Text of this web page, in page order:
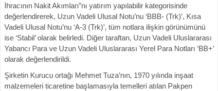
İhracının Nakit Akımları”nı yatırım yapılabilir kategorisinde
değerlendirerek, Uzun Vadeli Ulusal Notu’nu ‘BBB- (Trk)’, Kısa
Vadeli Ulusal Notu’nu ‘A-3 (Trk)’, tüm notlara ilişkin görünümünü
ise ‘Stabil’ olarak belirledi. Diğer taraftan, Uzun Vadeli Uluslararası
Yabancı Para ve Uzun Vadeli Uluslararası Yerel Para Notları ‘BB+’
olarak değerlendirildi.
Şirketin Kurucu ortağı Mehmet Tuza’nın, 1970 yılında inşaat
malzemeleri ticaretine başlamasıyla temelleri atılan Pakpen